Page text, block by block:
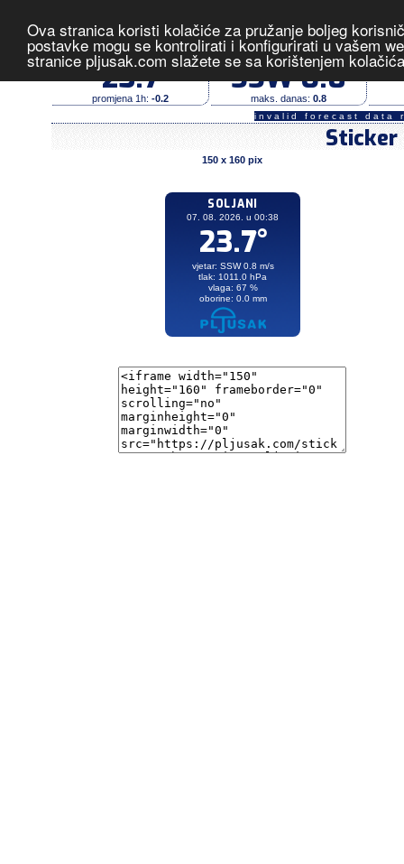
Ova stranica koristi kolačiće za pružanje boljeg
postavke mogu se kontrolirati i konfigurirati u vašem
stranice pljusak.com slažete se sa korištenjem
Soljani- izmjerene
temperatura (°C)
23.7
promjena 1h: -0.2
vjetar (m/s)
SSW 0.8
maks. danas: 0.8
invalid forecast data
Sticker
150 x 160 pix